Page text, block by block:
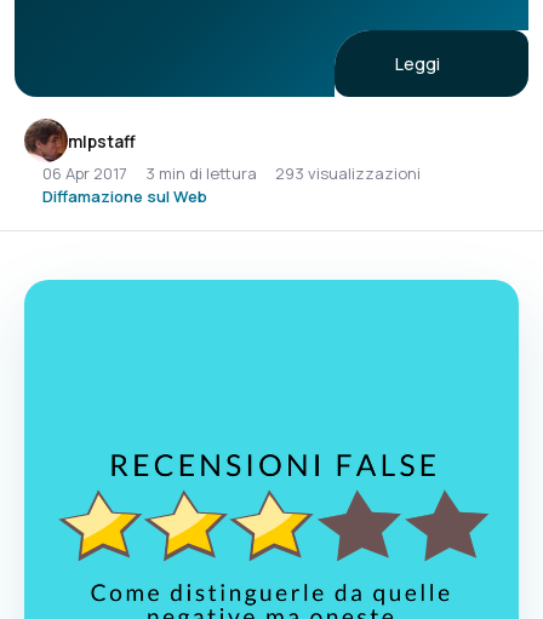
Leggi
mlpstaff
06 Apr 2017 3 min di lettura
293 visualizzazioni
Diffamazione sul Web